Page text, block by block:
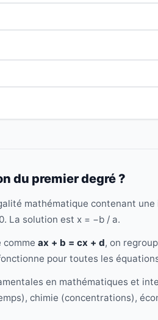
du premier degré ?
mathématique contenant une
La solution est x = −b / a.
comme ax + b = cx + d, on
pour toutes les
en mathématiques et
chimie (concentrations),